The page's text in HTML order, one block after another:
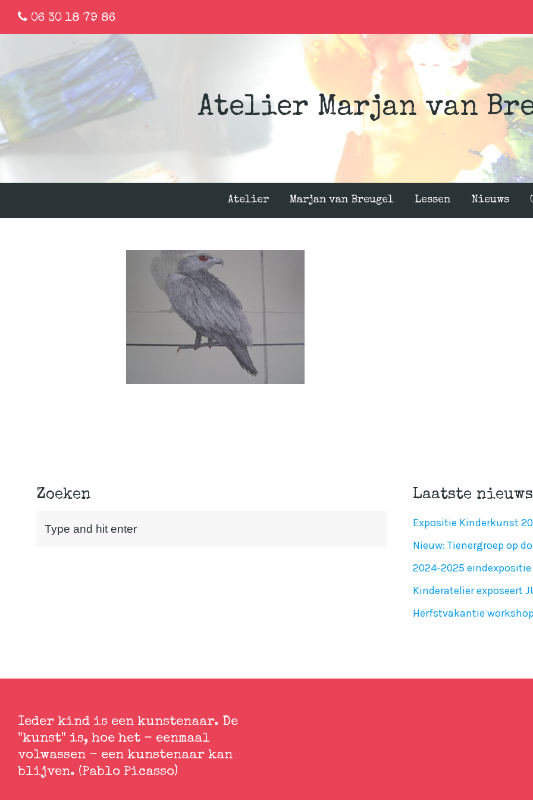
06 30 18 79 86
Atelier Marjan van
Atelier Marjan van Breugel Lessen Nieuws
Zoeken Laatste nieuws
Expositie Kinderkunst
Nieuw: Tienergroep op
2024-2025
Kinderatelier exposeert
Herfstvakantie
Ieder kind is een kunstenaar. De
"kunst" is, hoe het - eenmaal
volwassen - een kunstenaar kan
blijven. (Pablo Picasso)